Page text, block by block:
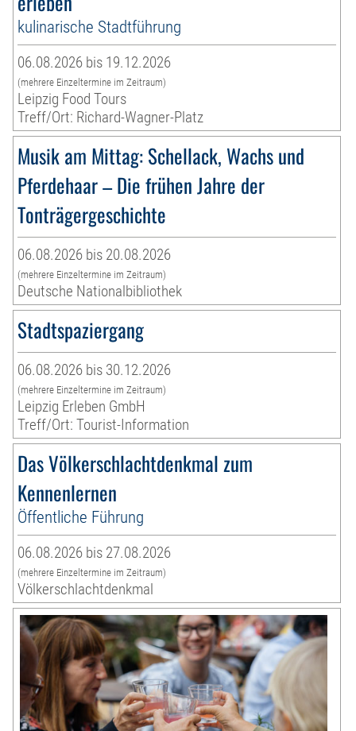
kulinarische Stadtführung
06.08.2026 bis 19.12.2026
(mehrere Einzeltermine im Zeitraum)
Leipzig Food Tours
Treff/Ort: Richard-Wagner-Platz
Musik am Mittag: Schellack, Wachs und
Pferdehaar – Die frühen Jahre der
Tonträgergeschichte
06.08.2026 bis 20.08.2026
(mehrere Einzeltermine im Zeitraum)
Deutsche Nationalbibliothek
Stadtspaziergang
06.08.2026 bis 30.12.2026
(mehrere Einzeltermine im Zeitraum)
Leipzig Erleben GmbH
Treff/Ort: Tourist-Information
Das Völkerschlachtdenkmal zum
Kennenlernen
Öffentliche Führung
06.08.2026 bis 27.08.2026
(mehrere Einzeltermine im Zeitraum)
Völkerschlachtdenkmal